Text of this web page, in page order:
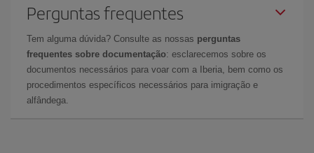
Perguntas frequentes
Tem alguma dúvida? Consulte as nossas perguntas
frequentes sobre documentação: esclarecemos sobre os
documentos necessários para voar com a Iberia, bem como os
procedimentos específicos necessários para imigração e
alfândega.